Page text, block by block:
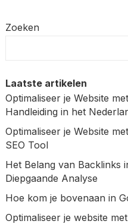
Zoeken
Laatste artikelen
Optimaliseer je Website
Handleiding in het
Optimaliseer je Website
SEO Tool
Het Belang van Backlinks
Diepgaande Analyse
Hoe kom je bovenaan in
Optimaliseer je website